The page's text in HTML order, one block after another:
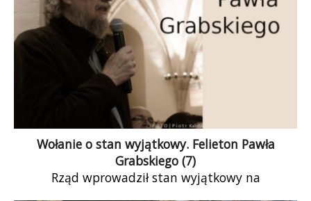
Wołanie o stan wyjątkowy. Felieton Pawła
Grabskiego (7)
Rząd wprowadził stan wyjątkowy na